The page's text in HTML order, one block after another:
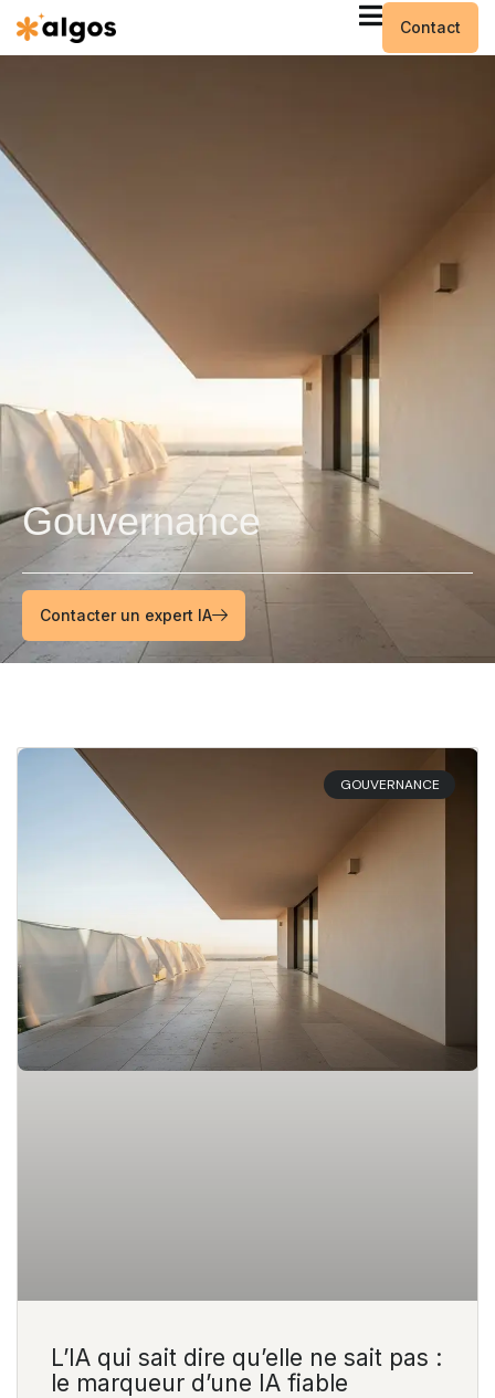
Contact
Gouvernance
Contacter un expert IA
GOUVERNANCE
L’IA qui sait dire qu’elle ne sait pas :
le marqueur d’une IA fiable